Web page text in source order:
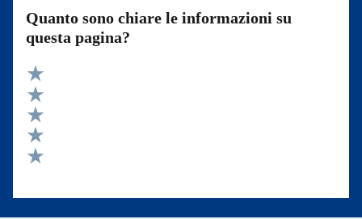
Quanto sono chiare le informazioni su
questa pagina?
Valuta 5 stelle su 5
Valuta 4 stelle su 5
Valuta 3 stelle su 5
Valuta 2 stelle su 5